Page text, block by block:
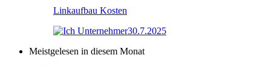
Linkaufbau Kosten
30.7.2025
Meistgelesen in diesem Monat